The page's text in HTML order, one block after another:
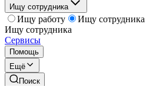
Ищу сотрудника
Ищу работу
Ищу сотрудника
Ищу сотрудника
Сервисы
Помощь
Ещё
Поиск